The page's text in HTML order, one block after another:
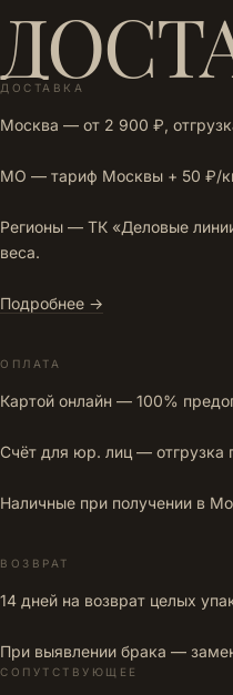
ДОСТАВКА
Москва — от 2 900 ₽,
МО — тариф Москвы + 50 ₽/
Регионы — ТК «Деловые
веса.
Подробнее →
ОПЛАТА
Картой онлайн — 100%
Счёт для юр. лиц — отгрузка
Наличные при получении в
ВОЗВРАТ
14 дней на возврат целых
При выявлении брака —
СОПУТСТВУЮЩЕЕ